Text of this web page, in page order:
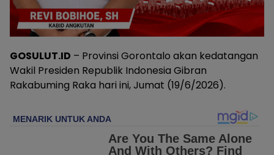
GOSULUT.ID – Provinsi Gorontalo akan kedatangan
Wakil Presiden Republik Indonesia Gibran
Rakabuming Raka hari ini, Jumat (19/6/2026).